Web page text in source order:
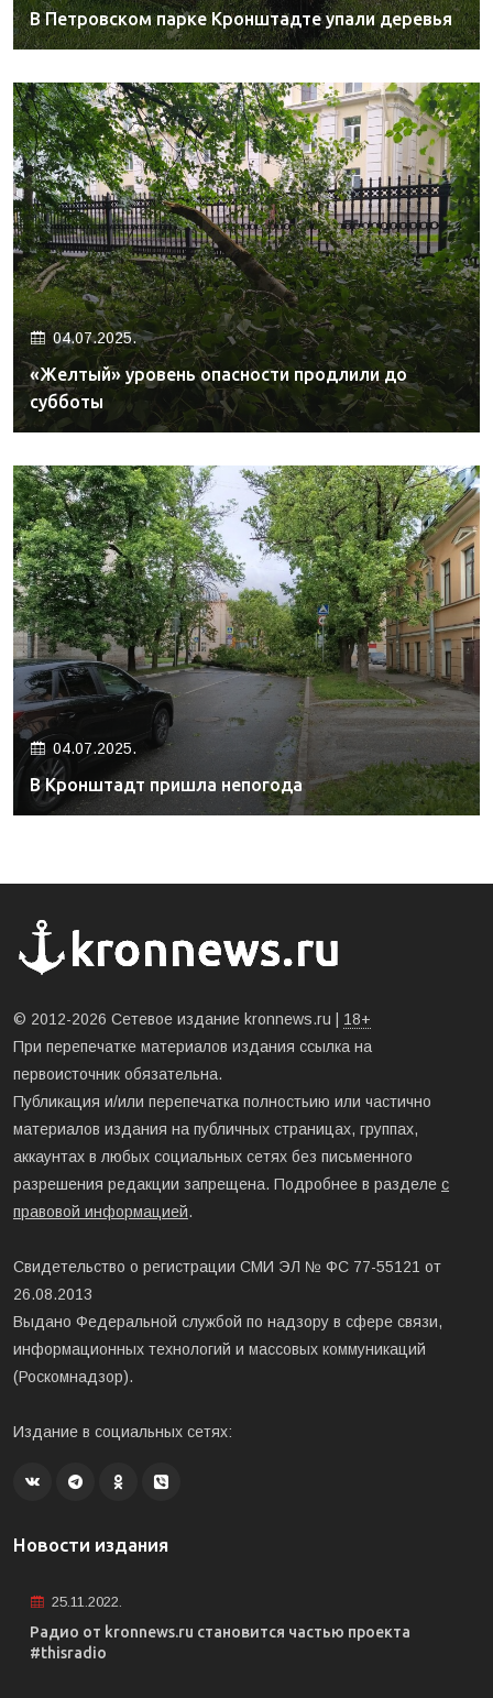
В Петровском парке Кронштадте упали деревья
04.07.2025.
«Желтый» уровень опасности продлили до
субботы
04.07.2025.
В Кронштадт пришла непогода
© 2012-2026 Сетевое издание kronnews.ru | 18+
При перепечатке материалов издания ссылка на
первоисточник обязательна.
Публикация и/или перепечатка полностьию или частично
материалов издания на публичных страницах, группах,
аккаунтах в любых социальных сетях без письменного
разрешения редакции запрещена. Подробнее в разделе с
правовой информацией.
Свидетельство о регистрации СМИ ЭЛ № ФС 77-55121 от
26.08.2013
Выдано Федеральной службой по надзору в сфере связи,
информационных технологий и массовых коммуникаций
(Роскомнадзор).
Издание в социальных сетях:
Новости издания
25.11.2022.
Радио от kronnews.ru становится частью проекта
#thisradio